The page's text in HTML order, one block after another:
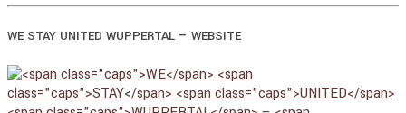
WE STAY UNITED WUPPERTAL – WEBSITE